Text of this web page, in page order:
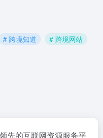
# 跨境知道
# 跨境网站
先的互联网资源服务平